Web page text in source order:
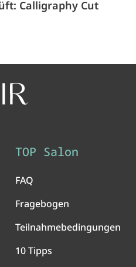
Calligraphy Cut
TOP Salon
FAQ
Fragebogen
Teilnahmebedingungen
10 Tipps